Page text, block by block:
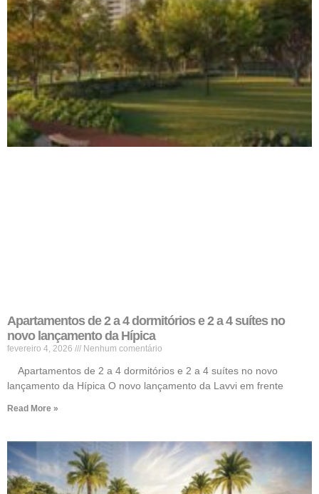
Apartamentos de 2 a 4 dormitórios e 2 a 4 suítes no
novo lançamento da Hípica
fevereiro 4, 2026 Nenhum comentário
Apartamentos de 2 a 4 dormitórios e 2 a 4 suítes no novo
lançamento da Hípica O novo lançamento da Lavvi em frente
Read More »